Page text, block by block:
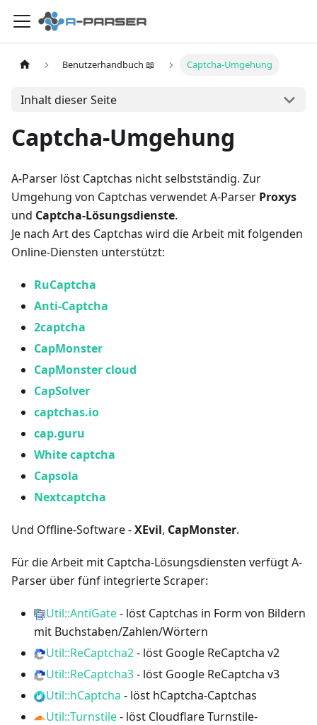
Benutzerhandbuch 📖 Captcha-Umgehung
Inhalt dieser Seite
Captcha-Umgehung
A-Parser löst Captchas nicht selbstständig. Zur
Umgehung von Captchas verwendet A-Parser Proxys
und Captcha-Lösungsdienste.
Je nach Art des Captchas wird die Arbeit mit folgenden
Online-Diensten unterstützt:
RuCaptcha
Anti-Captcha
2captcha
CapMonster
CapMonster cloud
CapSolver
captchas.io
cap.guru
White captcha
Capsola
Nextcaptcha
Und Offline-Software -XEvil, CapMonster.
Für die Arbeit mit Captcha-Lösungsdiensten verfügt A-
Parser über fünf integrierte Scraper:
Util::AntiGate- löst Captchas in Form von Bildern
mit Buchstaben/Zahlen/Wörtern
Util::ReCaptcha2- löst Google ReCaptcha v2
Util::ReCaptcha3- löst Google ReCaptcha v3
Util::hCaptcha - löst hCaptcha-Captchas
Util::Turnstile- löst Cloudflare Turnstile-